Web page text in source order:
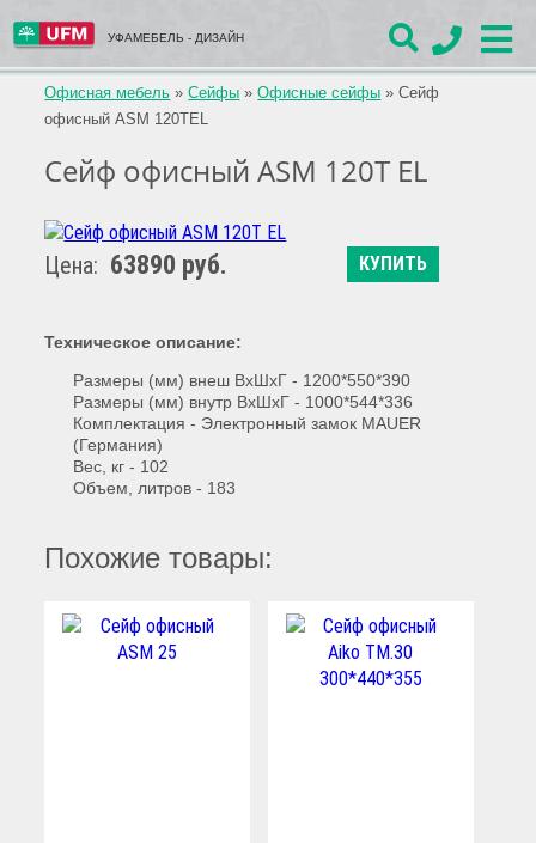
УФАМЕБЕЛЬ - ДИЗАЙН
Офисная мебель »Сейфы »Офисные сейфы »Сейф
офисный ASM 120TEL
Сейф офисный ASM 120T EL
Цена: 63890 руб. КУПИТЬ
Техническое описание:
Размеры (мм) внеш ВхШхГ - 1200*550*390
Размеры (мм) внутр ВхШхГ - 1000*544*336
Комплектация - Электронный замок MAUER
(Германия)
Вес, кг - 102
Объем, литров - 183
Похожие товары: